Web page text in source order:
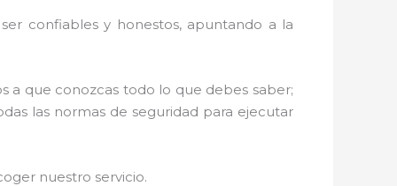
confiables y honestos, apuntando a la
a que conozcas todo lo que debes saber;
las normas de seguridad para ejecutar
nuestro servicio.